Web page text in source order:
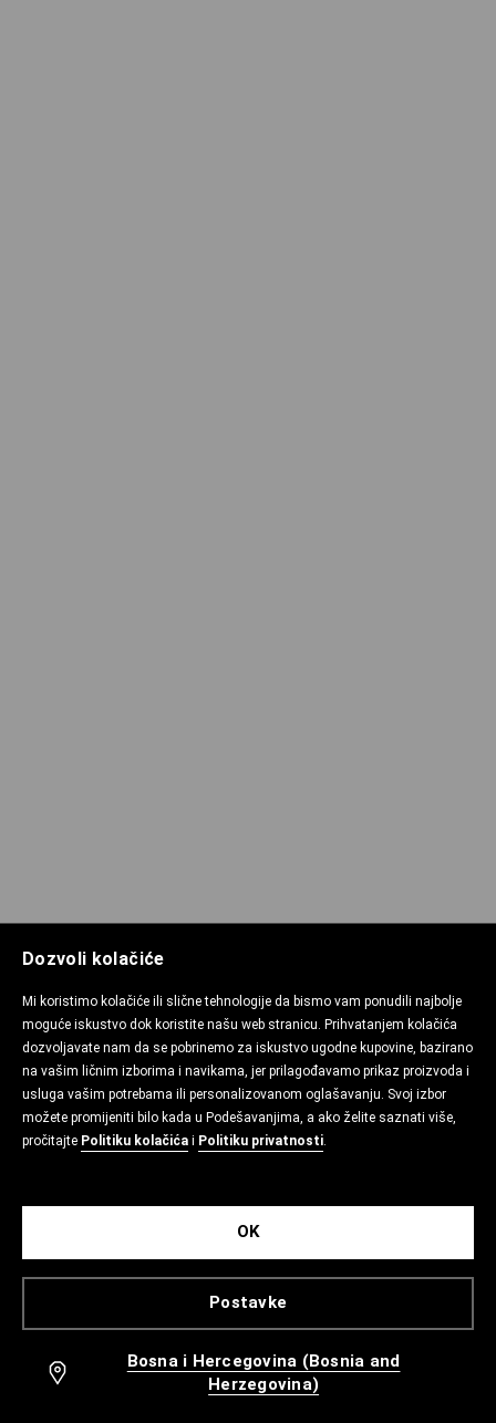
Dozvoli kolačiće
Mi koristimo kolačiće ili slične tehnologije da bismo vam ponudili najbolje
moguće iskustvo dok koristite našu web stranicu. Prihvatanjem kolačića
dozvoljavate nam da se pobrinemo za iskustvo ugodne kupovine, bazirano
na vašim ličnim izborima i navikama, jer prilagođavamo prikaz proizvoda i
usluga vašim potrebama ili personalizovanom oglašavanju. Svoj izbor
možete promijeniti bilo kada u Podešavanjima, a ako želite saznati više,
pročitajte Politiku kolačića i Politiku privatnosti.
Postavke
OK
Bosna i Hercegovina (Bosnia and
Herzegovina)